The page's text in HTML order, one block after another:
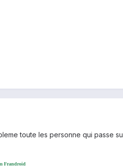
toute les personne qui passe
Frandroid